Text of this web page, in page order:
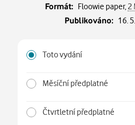
Formát: Floowie paper, 2
Publikováno: 16.
Toto vydání
Měsíční předplatné
Čtvrtletní předplatné